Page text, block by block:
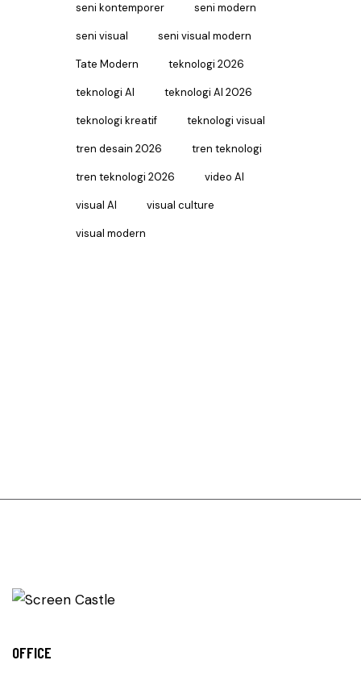
seni kontemporer seni modern
seni visual seni visual modern
Tate Modern teknologi 2026
teknologi AI teknologi AI 2026
teknologi kreatif teknologi visual
tren desain 2026 tren teknologi
tren teknologi 2026 video AI
visual AI visual culture
visual modern
OFFICE